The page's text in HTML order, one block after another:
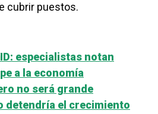
cubrir puestos.
especialistas notan
a la economía
no será grande
detendría el crecimiento